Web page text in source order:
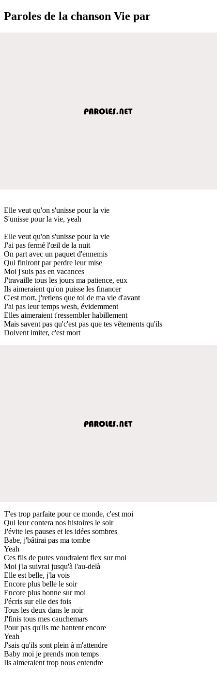
Paroles de la chanson Vie par
Elle veut qu'on s'unisse pour la vie
S'unisse pour la vie, yeah
Elle veut qu'on s'unisse pour la vie
J'ai pas fermé l'œil de la nuit
On part avec un paquet d'ennemis
Qui finiront par perdre leur mise
Moi j'suis pas en vacances
J'travaille tous les jours ma patience, eux
Ils aimeraient qu'on puisse les financer
C'est mort, j'retiens que toi de ma vie d'avant
J'ai pas leur temps wesh, évidemment
Elles aimeraient t'ressembler habillement
Mais savent pas qu'c'est pas que tes vêtements qu'ils
Doivent imiter, c'est mort
T'es trop parfaite pour ce monde, c'est moi
Qui leur contera nos histoires le soir
J'évite les pauses et les idées sombres
Babe, j'bâtirai pas ma tombe
Yeah
Ces fils de putes voudraient flex sur moi
Moi j'la suivrai jusqu'à l'au-delà
Elle est belle, j'la vois
Encore plus belle le soir
Encore plus bonne sur moi
J'écris sur elle des fois
Tous les deux dans le noir
J'finis tous mes cauchemars
Pour pas qu'ils me hantent encore
Yeah
J'sais qu'ils sont plein à m'attendre
Baby moi je prends mon temps
Ils aimeraient trop nous entendre